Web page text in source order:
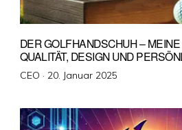
DER GOLFHANDSCHUH –
QUALITÄT, DESIGN UND
CEO · Veröffentlicht
20. Januar 2025